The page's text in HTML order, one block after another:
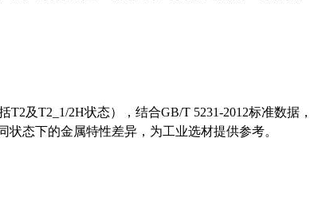
及T2_1/2H状态），结合GB/T 5231-2012标准数据，
态下的金属特性差异，为工业选材提供参考。